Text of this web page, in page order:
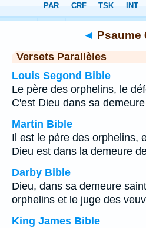
Chapitre 68> Verset 5
◄ Psaume
Versets Parallèles
Louis Segond Bible
Le père des orphelins, le
C'est Dieu dans sa
Martin Bible
Il est le père des orphelins,
Dieu est dans la demeure
Darby Bible
Dieu, dans sa demeure
orphelins et le juge des
King James Bible